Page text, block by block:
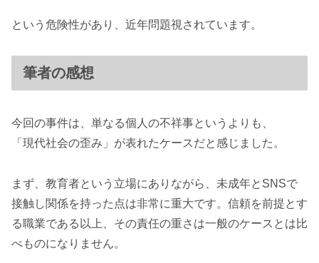
という危険性があり、近年問題視されています。
筆者の感想
今回の事件は、単なる個人の不祥事というよりも、
「現代社会の歪み」が表れたケースだと感じました。
まず、教育者という立場にありながら、未成年とSNSで
接触し関係を持った点は非常に重大です。信頼を前提とす
る職業である以上、その責任の重さは一般のケースとは比
べものになりません。